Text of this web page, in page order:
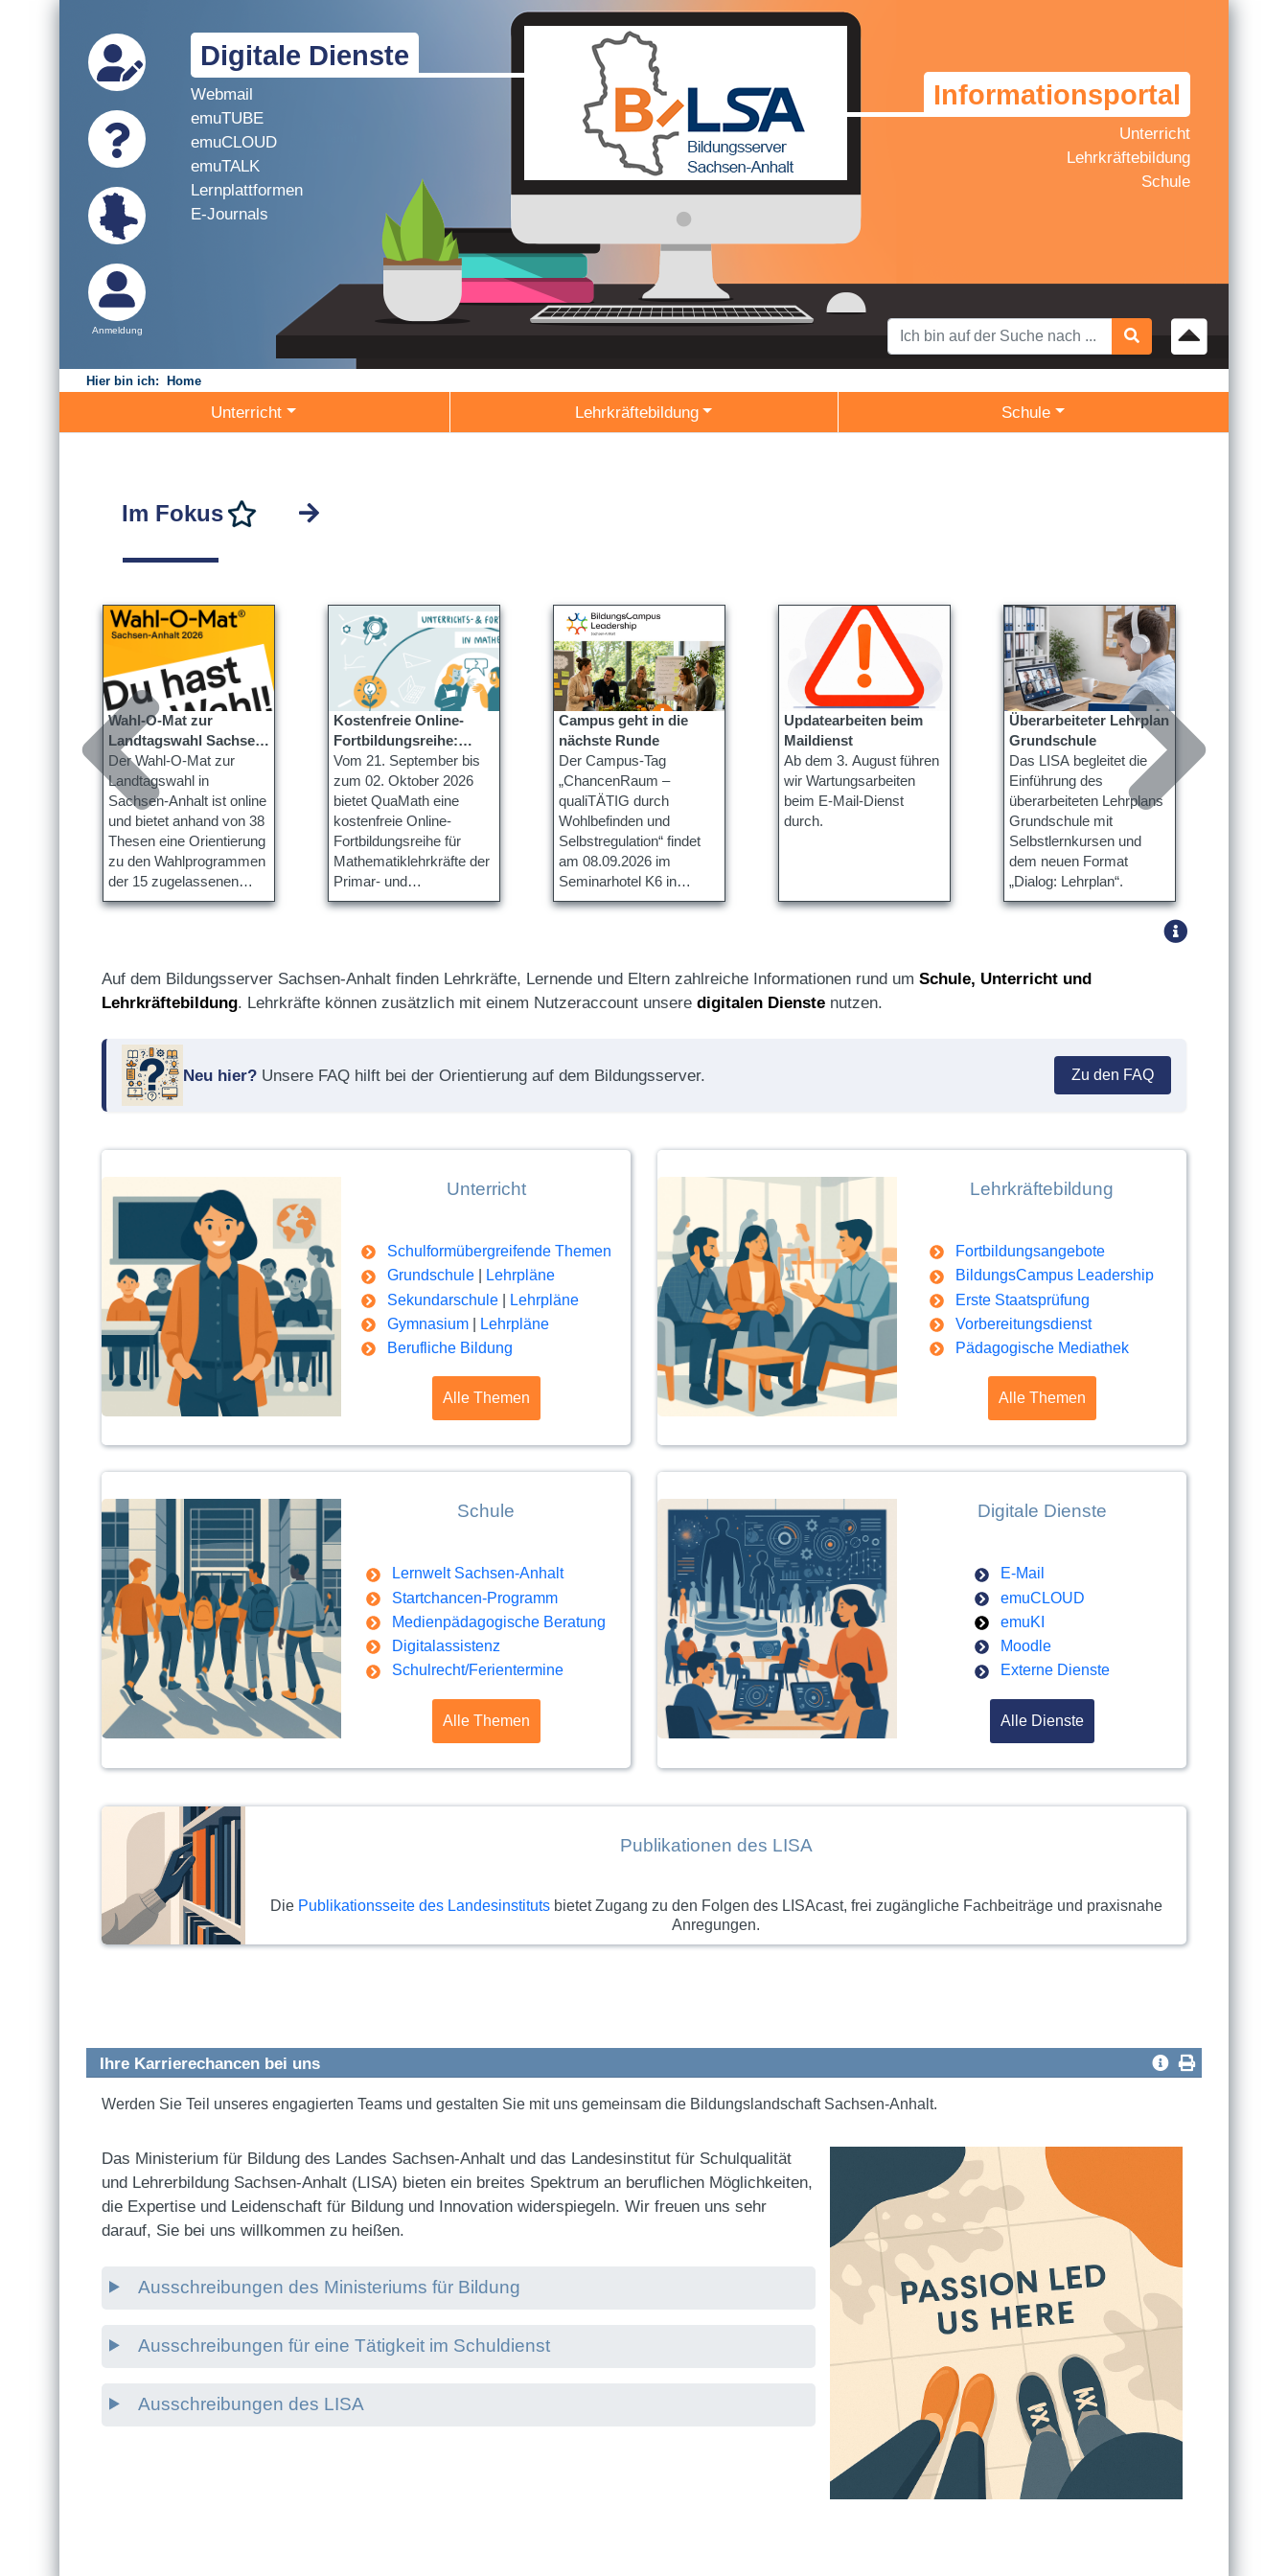
Anmeldung
Digitale Dienste
Webmail
emuTUBE
emuCLOUD
emuTALK
Lernplattformen
E-Journals
Informationsportal
Unterricht
Lehrkräftebildung
Schule
Hier bin ich: Home
Unterricht Lehrkräftebildung Schule
Im Fokus
Wahl-O-Mat zur
Landtagswahl Sachsen-
Anhalt ist online
Der Wahl-O-Mat zur
Landtagswahl in
Sachsen-Anhalt ist online
und bietet anhand von 38
Thesen eine Orientierung
zu den Wahlprogrammen
der 15 zugelassenen
Parteien.
Kostenfreie Online-
Fortbildungsreihe:
QuaMath kennenlernen
Vom 21. September bis
zum 02. Oktober 2026
bietet QuaMath eine
kostenfreie Online-
Fortbildungsreihe für
Mathematiklehrkräfte der
Primar- und
Sekundarstufe an.
Campus geht in die
nächste Runde
Der Campus-Tag
„ChancenRaum –
qualiTÄTIG durch
Wohlbefinden und
Selbstregulation“ findet
am 08.09.2026 im
Seminarhotel K6 in
Halberstadt statt.
Updatearbeiten beim
Maildienst
Ab dem 3. August führen
wir Wartungsarbeiten
beim E-Mail-Dienst
durch.
Überarbeiteter Lehrplan
Grundschule
Das LISA begleitet die
Einführung des
überarbeiteten Lehrplans
Grundschule mit
Selbstlernkursen und
dem neuen Format
„Dialog: Lehrplan“.
Auf dem Bildungsserver Sachsen-Anhalt finden Lehrkräfte, Lernende und Eltern zahlreiche Informationen rund um Schule, Unterricht und
Lehrkräftebildung. Lehrkräfte können zusätzlich mit einem Nutzeraccount unsere digitalen Dienste nutzen.
Neu hier? Unsere FAQ hilft bei der Orientierung auf dem Bildungsserver. Zu den FAQ
Unterricht
Schulformübergreifende Themen
Grundschule|
Lehrpläne
Sekundarschule|
Lehrpläne
Gymnasium|
Lehrpläne
Berufliche Bildung
Alle Themen
Lehrkräftebildung
Fortbildungsangebote
BildungsCampus Leadership
Erste Staatsprüfung
Vorbereitungsdienst
Pädagogische Mediathek
Alle Themen
Schule
Lernwelt Sachsen-Anhalt
Startchancen-Programm
Medienpädagogische Beratung
Digitalassistenz
Schulrecht/Ferientermine
Alle Themen
Digitale Dienste
E-Mail
emuCLOUD
emuKI
Moodle
Externe Dienste
Alle Dienste
Publikationen des LISA
Die Publikationsseite des Landesinstitutsbietet Zugang zu den Folgen des LISAcast, frei zugängliche Fachbeiträge und praxisnahe
Anregungen.
Ihre Karrierechancen bei uns
Werden Sie Teil unseres engagierten Teams und gestalten Sie mit uns gemeinsam die Bildungslandschaft Sachsen-Anhalt.
Das Ministerium für Bildung des Landes Sachsen-Anhalt und das Landesinstitut für Schulqualität
und Lehrerbildung Sachsen-Anhalt (LISA) bieten ein breites Spektrum an beruflichen Möglichkeiten,
die Expertise und Leidenschaft für Bildung und Innovation widerspiegeln. Wir freuen uns sehr
darauf, Sie bei uns willkommen zu heißen.
Ausschreibungen des Ministeriums für Bildung
Ausschreibungen für eine Tätigkeit im Schuldienst
Ausschreibungen des LISA